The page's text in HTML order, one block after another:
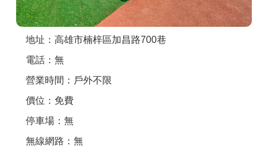
地址：高雄市楠梓區加昌路700巷
電話：無
營業時間：戶外不限
價位：免費
停車場：無
無線網路：無